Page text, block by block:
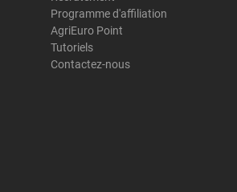
Programme d'affiliation
AgriEuro Point
Tutoriels
Contactez-nous